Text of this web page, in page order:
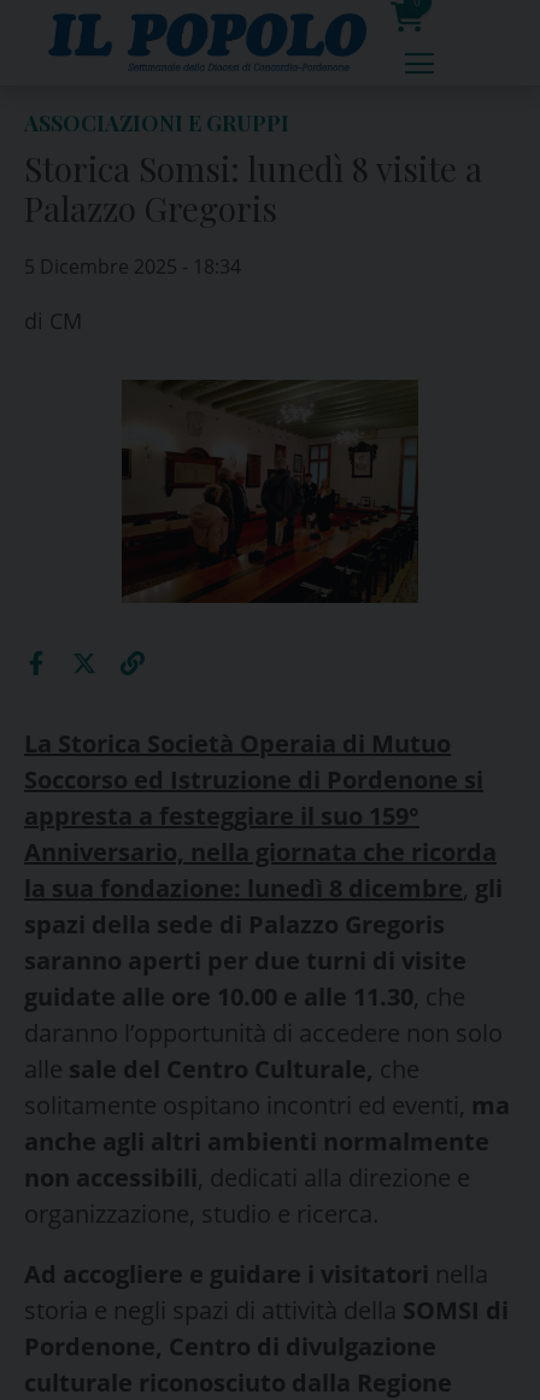
0
prodotti
ASSOCIAZIONI E GRUPPI
Storica Somsi: lunedì 8 visite a
Palazzo Gregoris
5 Dicembre 2025 - 18:34
di CM
La Storica Società Operaia di Mutuo
Soccorso ed Istruzione di Pordenone si
appresta a festeggiare il suo 159°
Anniversario, nella giornata che ricorda
la sua fondazione: lunedì 8 dicembre, gli
spazi della sede di Palazzo Gregoris
saranno aperti per due turni di visite
guidate alle ore 10.00 e alle 11.30, che
daranno l’opportunità di accedere non solo
alle sale del Centro Culturale, che
solitamente ospitano incontri ed eventi, ma
anche agli altri ambienti normalmente
non accessibili, dedicati alla direzione e
organizzazione, studio e ricerca.
Ad accogliere e guidare i visitatori nella
storia e negli spazi di attività della SOMSI di
Pordenone, Centro di divulgazione
culturale riconosciuto dalla Regione